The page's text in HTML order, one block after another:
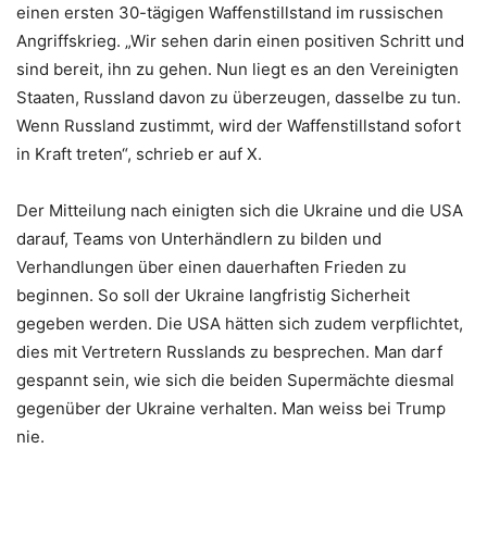
einen ersten 30-tägigen Waffenstillstand im russischen
Angriffskrieg. „Wir sehen darin einen positiven Schritt und
sind bereit, ihn zu gehen. Nun liegt es an den Vereinigten
Staaten, Russland davon zu überzeugen, dasselbe zu tun.
Wenn Russland zustimmt, wird der Waffenstillstand sofort
in Kraft treten“, schrieb er auf X.
Der Mitteilung nach einigten sich die Ukraine und die USA
darauf, Teams von Unterhändlern zu bilden und
Verhandlungen über einen dauerhaften Frieden zu
beginnen. So soll der Ukraine langfristig Sicherheit
gegeben werden. Die USA hätten sich zudem verpflichtet,
dies mit Vertretern Russlands zu besprechen. Man darf
gespannt sein, wie sich die beiden Supermächte diesmal
gegenüber der Ukraine verhalten. Man weiss bei Trump
nie.